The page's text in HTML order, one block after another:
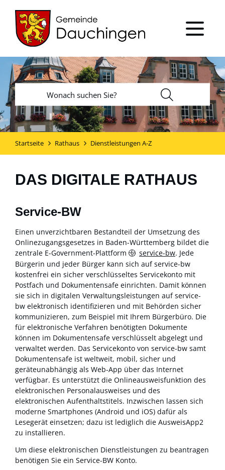
Startseite Rathaus Dienstleistungen A-Z
DAS DIGITALE RATHAUS
Service-BW
Einen unverzichtbaren Bestandteil der Umsetzung des
Onlinezugangsgesetzes in Baden-Württemberg bildet die
zentrale E-Government-Plattform
service-bw. Jede
Bürgerin und jeder Bürger kann sich auf service-bw
kostenfrei ein sicher verschlüsseltes Servicekonto mit
Postfach und Dokumentensafe einrichten. Damit können
sie sich in digitalen Verwaltungsleistungen auf service-
bw elektronisch identifizieren und mit Behörden sicher
kommunizieren, zum Beispiel mit Ihrem Bürgerbüro. Die
für elektronische Verfahren benötigten Dokumente
können im Dokumentensafe verschlüsselt abgelegt und
verwaltet werden. Das Servicekonto von service-bw samt
Dokumentensafe ist weltweit, mobil, sicher und
geräteunabhängig als Web-App über das Internet
verfügbar. Es unterstützt die Onlineausweisfunktion des
elektronischen Personalausweises und des
elektronischen Aufenthaltstitels. Inzwischen lassen sich
moderne Smartphones (Android und iOS) dafür als
Lesegerät einsetzen; dazu ist lediglich die AusweisApp2
zu installieren.
Um diese elektronischen Dienstleistungen zu beantragen
benötigen Sie ein Service-BW Konto.